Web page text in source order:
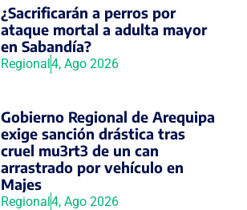
¿Sacrificarán a perros por
ataque mortal a adulta mayor
en Sabandía?
Regional4, Ago 2026
Gobierno Regional de Arequipa
exige sanción drástica tras
cruel mu3rt3 de un can
arrastrado por vehículo en
Majes
Regional4, Ago 2026